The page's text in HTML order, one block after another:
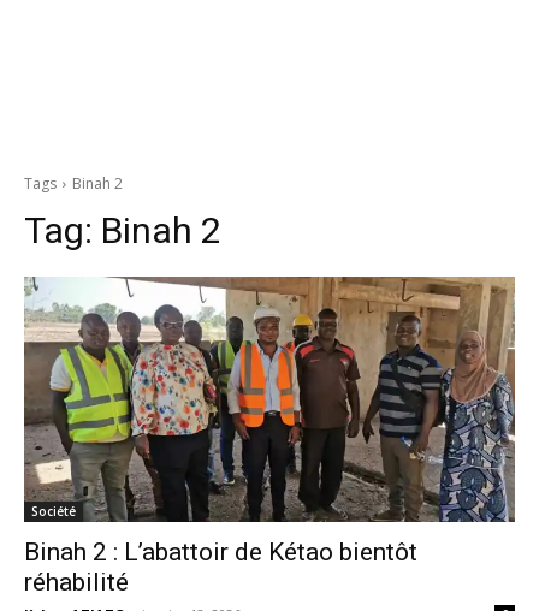
Tags Binah 2
Tag: Binah 2
Société
Binah 2 : L’abattoir de Kétao bientôt
réhabilité